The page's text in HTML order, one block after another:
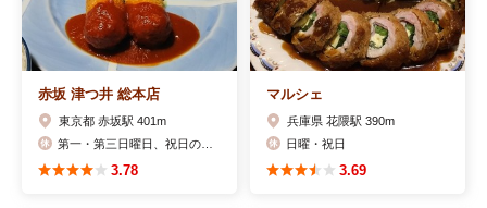
赤坂 津つ井 総本店
東京都 赤坂駅 401m
3.78
マルシェ
兵庫県 花隈駅 390m
日曜・祝日
3.69